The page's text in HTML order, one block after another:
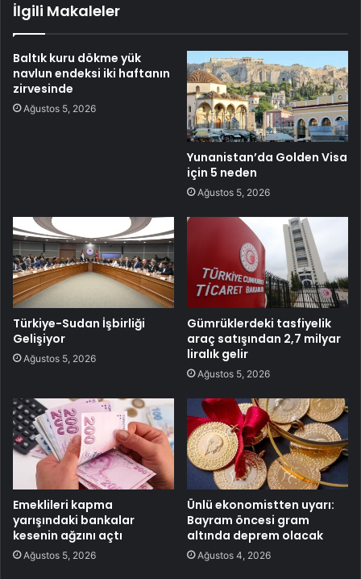
İlgili Makaleler
Baltık kuru dökme yük
navlun endeksi iki haftanın
zirvesinde
Ağustos 5, 2026
Yunanistan’da Golden Visa
için 5 neden
Ağustos 5, 2026
Türkiye-Sudan İşbirliği
Gelişiyor
Ağustos 5, 2026
Gümrüklerdeki tasfiyelik
araç satışından 2,7 milyar
liralık gelir
Ağustos 5, 2026
Emeklileri kapma
yarışındaki bankalar
kesenin ağzını açtı
Ağustos 5, 2026
Ünlü ekonomistten uyarı:
Bayram öncesi gram
altında deprem olacak
Ağustos 4, 2026